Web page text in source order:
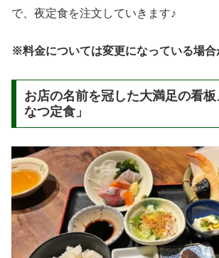
で、夜定食を注文していきます♪
※料金については変更になっている場合
お店の名前を冠した大満足の看板
なつ定食」